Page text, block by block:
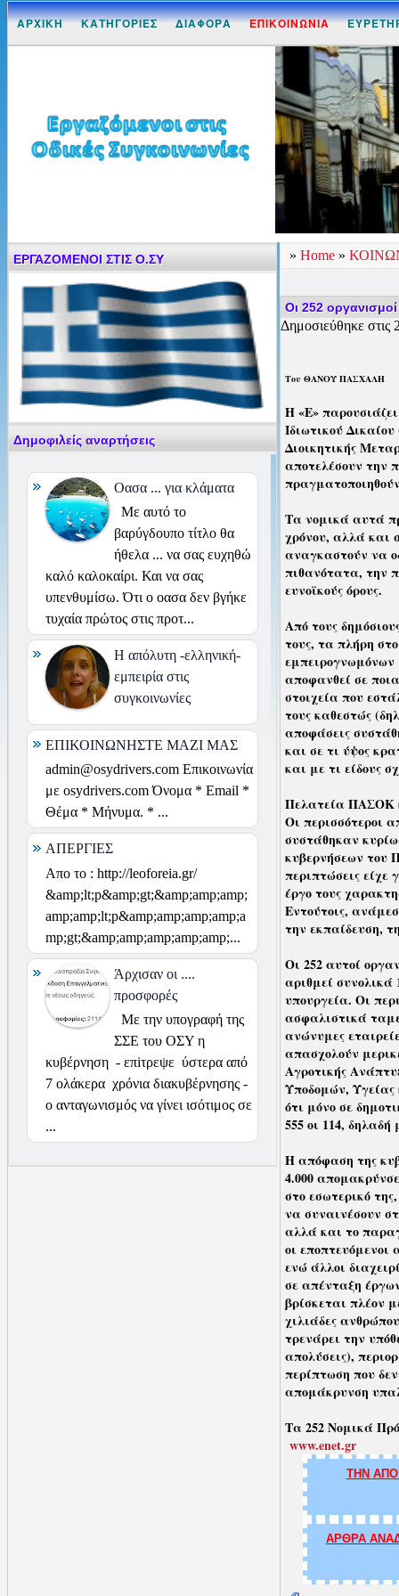
ΑΡΧΙΚΗ ΚΑΤΗΓΟΡΙΕΣ ΔΙΑΦΟΡΑ ΕΠΙΚΟΙΝΩΝΙΑ
» Home »
Οι 252
Δημοσιεύθηκε στις
Του ΘΑΝΟΥ ΠΑΣΧΑΛΗ
Η «Ε»
Ιδιωτικού
Διοικητικής
αποτελέσουν την
Τα νομικά αυτά
χρόνου, αλλά και
αναγκαστούν να
πιθανότατα, την
ευνοϊκούς όρους.
Από τους
τους, τα πλήρη
εμπειρογνωμόνων
αποφανθεί σε
στοιχεία που
τους καθεστώς
αποφάσεις
και σε τι ύψος
και με τι είδους
Πελατεία ΠΑΣΟΚ
Οι περισσότεροι
συστάθηκαν
κυβερνήσεων του
περιπτώσεις
έργο τους
Εντούτοις,
την εκπαίδευση,
Οι 252 αυτοί
αριθμεί συνολικά
υπουργεία. Οι
ασφαλιστικά
ανώνυμες
απασχολούν
Αγροτικής
Υποδομών, Υγείας
ότι μόνο σε
555 οι 114,
Η απόφαση της
4.000
στο εσωτερικό
να συναινέσουν
αλλά και το
οι
ενώ άλλοι
σε απένταξη
βρίσκεται πλέον
χιλιάδες
τρενάρει την
απολύσεις),
περίπτωση που
απομάκρυνση
Τα 252 Νομικά
www.enet.gr
ΤΗΝ
ΑΡΘΡΑ
ΕΡΓΑΖΟΜΕΝΟΙ ΣΤΙΣ Ο.ΣΥ
Δημοφιλείς αναρτήσεις
Οασα ... για κλάματα
Με αυτό το
βαρύγδουπο τίτλο θα
ήθελα ... να σας ευχηθώ
καλό καλοκαίρι. Και να σας
υπενθυμίσω. Ότι ο οασα δεν βγήκε
τυχαία πρώτος στις προτ...
H απόλυτη -ελληνική-
εμπειρία στις
συγκοινωνίες
ΕΠΙΚΟΙΝΩΝΗΣΤΕ ΜΑΖΙ ΜΑΣ
admin@osydrivers.com Επικοινωνία
με osydrivers.com Όνομα * Email *
Θέμα * Μήνυμα. * ...
ΑΠΕΡΓΙΕΣ
Απο το : http://leoforeia.gr/
&amp;lt;p&amp;gt;&amp;amp;amp;
amp;amp;lt;p&amp;amp;amp;amp;a
mp;gt;&amp;amp;amp;amp;amp;...
Άρχισαν οι ....
προσφορές
Με την υπογραφή της
ΣΣΕ του ΟΣΥ η
κυβέρνηση - επiτρεψε ύστερα από
7 ολάκερα χρόνια διακυβέρνησης -
ο ανταγωνισμός να γίνει ισότιμος σε
...